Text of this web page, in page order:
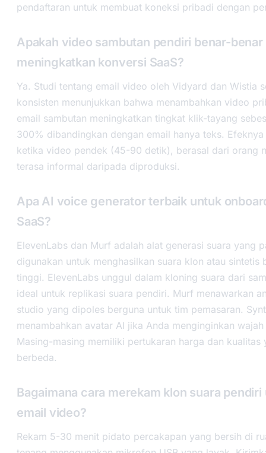
pendaftaran untuk membuat koneksi pribadi dengan
Apakah video sambutan pendiri benar-benar
meningkatkan konversi SaaS?
Ya. Studi tentang email video oleh Vidyard dan Wistia
konsisten menunjukkan bahwa menambahkan video
email sambutan meningkatkan tingkat klik-tayang
300% dibandingkan dengan email hanya teks.
ketika video pendek (45-90 detik), berasal dari orang
terasa informal daripada diproduksi.
Apa AI voice generator terbaik untuk
SaaS?
ElevenLabs dan Murf adalah alat generasi suara yang
digunakan untuk menghasilkan suara klon atau sintetis
tinggi. ElevenLabs unggul dalam kloning suara dari
ideal untuk replikasi suara pendiri. Murf menawarkan
studio yang dipoles berguna untuk tim pemasaran.
menambahkan avatar AI jika Anda menginginkan
Masing-masing memiliki pertukaran harga dan kualitas
berbeda.
Bagaimana cara merekam klon suara pendiri
email video?
Rekam 5-30 menit pidato percakapan yang bersih di